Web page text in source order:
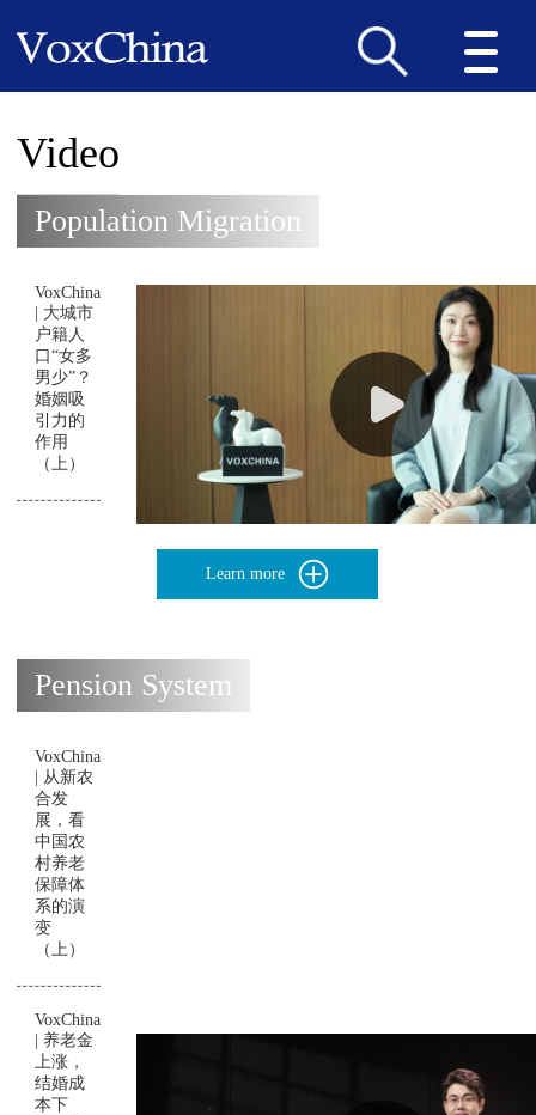
Video
Population Migration
VoxChina
| 大城市
户籍人
口“女多
男少”？
婚姻吸
引力的
作用
（上）
Learn more
Pension System
VoxChina
| 从新农
合发
展，看
中国农
村养老
保障体
系的演
变
（上）
VoxChina
| 养老金
上涨，
结婚成
本下